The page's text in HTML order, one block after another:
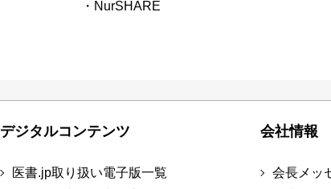
・NurSHARE
デジタルコンテンツ
医書.jp取り扱い電子版一覧
会社情報
会長メッ